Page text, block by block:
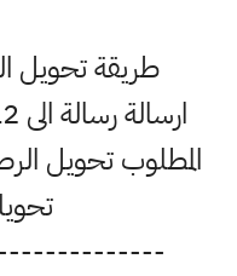
طريقة تحويل
المطلوب تحويل